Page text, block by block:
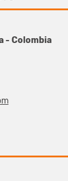
- Colombia